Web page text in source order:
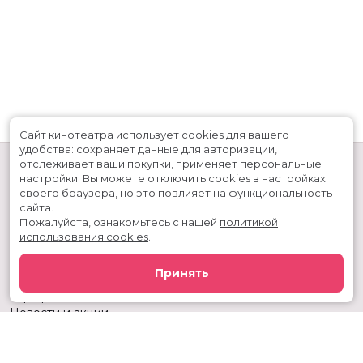
Скоро в кино
Тарифы
Новости и акции
Сайт кинотеатра использует cookies для вашего
удобства: сохраняет данные для авторизации,
отслеживает ваши покупки, применяет персональные
настройки. Вы можете отключить cookies в настройках
своего браузера, но это повлияет на функциональность
сайта.
Пожалуйста, ознакомьтесь с нашей политикой
использования cookies
Принять